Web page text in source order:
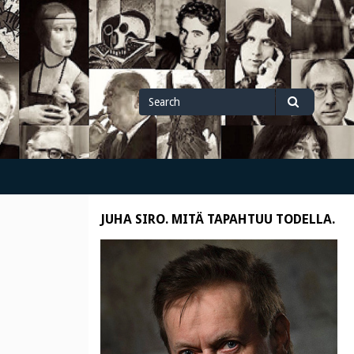
Search
for
Search
JUHA SIRO. MITÄ TAPAHTUU TODELLA.